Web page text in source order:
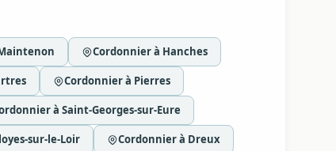
Cordonnier à Hanches
Cordonnier à Pierres
à Saint-Georges-sur-Eure
sur-le-Loir Cordonnier à Dreux